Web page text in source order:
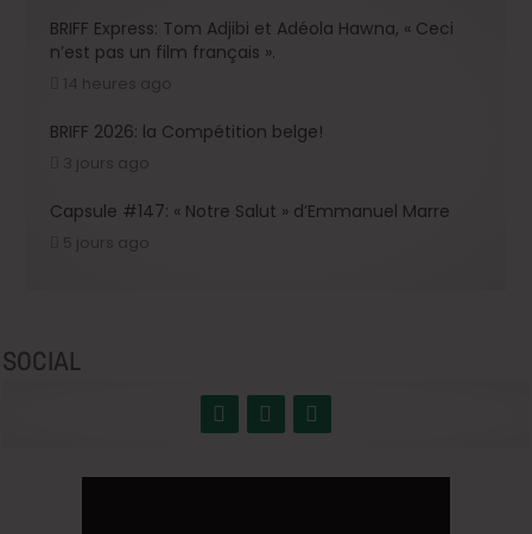
BRIFF Express: Tom Adjibi et Adéola Hawna, « Ceci
n’est pas un film français ».
14 heures ago
BRIFF 2026: la Compétition belge!
3 jours ago
Capsule #147: « Notre Salut » d’Emmanuel Marre
5 jours ago
SOCIAL